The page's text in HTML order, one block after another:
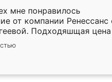
мне понравилось
от компании Ренессанс
Подходяшщая
изготовления.
сотрудник Владислав
моему эскизу самый